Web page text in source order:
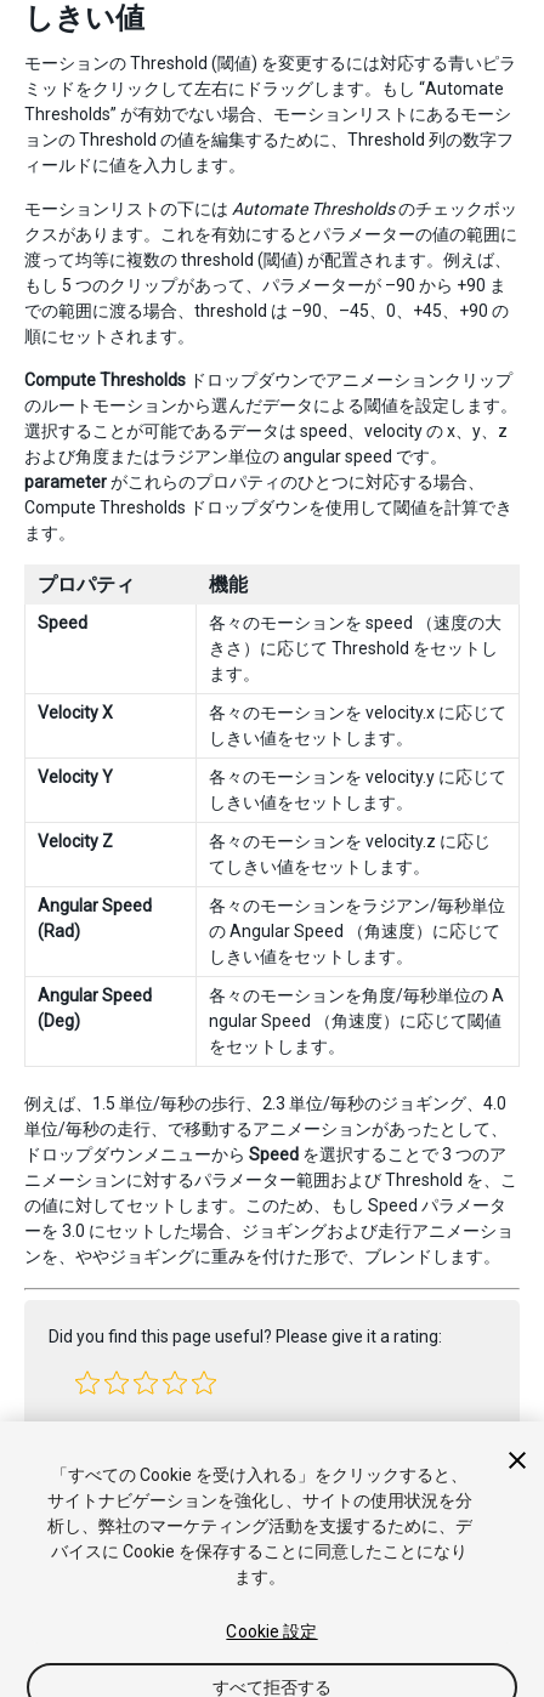
しきい値
モーションの Threshold (閾値) を変更するには対応する青いピラ
ミッドをクリックして左右にドラッグします。もし “Automate
Thresholds” が有効でない場合、モーションリストにあるモーシ
ョンの Threshold の値を編集するために、Threshold 列の数字フ
ィールドに値を入力します。
モーションリストの下には Automate Thresholdsのチェックボッ
クスがあります。これを有効にするとパラメーターの値の範囲に
渡って均等に複数の threshold (閾値) が配置されます。例えば、
もし 5 つのクリップがあって、パラメーターが –90 から +90 ま
での範囲に渡る場合、threshold は –90、–45、0、+45、+90 の
順にセットされます。
Compute Thresholds ドロップダウンでアニメーションクリップ
のルートモーションから選んだデータによる閾値を設定します。
選択することが可能であるデータは speed、velocity の x、y、z
および角度またはラジアン単位の angular speed です。
parameterがこれらのプロパティのひとつに対応する場合、
Compute Thresholds ドロップダウンを使用して閾値を計算でき
ます。
プロパティ 機能
Speed
各々のモーションを speed （速度の大
きさ）に応じて Threshold をセットし
ます。
Velocity X
各々のモーションを velocity.x に応じて
しきい値をセットします。
Velocity Y
各々のモーションを velocity.y に応じて
しきい値をセットします。
Velocity Z
各々のモーションを velocity.z に応じ
てしきい値をセットします。
Angular Speed
(Rad)
各々のモーションをラジアン/毎秒単位
の Angular Speed （角速度）に応じて
しきい値をセットします。
Angular Speed
(Deg)
各々のモーションを角度/毎秒単位の A
ngular Speed （角速度）に応じて閾値
をセットします。
例えば、1.5 単位/毎秒の歩行、2.3 単位/毎秒のジョギング、4.0
単位/毎秒の走行、で移動するアニメーションがあったとして、
ドロップダウンメニューから Speed を選択することで 3 つのア
ニメーションに対するパラメーター範囲および Threshold を、こ
の値に対してセットします。このため、もし Speed パラメータ
ーを 3.0 にセットした場合、ジョギングおよび走行アニメーショ
ンを、ややジョギングに重みを付けた形で、ブレンドします。
Did you find this page useful? Please give it a rating:
Copyright © 2021 Unity Technologies. Publication 2021.2
「すべての Cookie を受け入れる」をクリックすると、
サイトナビゲーションを強化し、サイトの使用状況を分
析し、弊社のマーケティング活動を支援するために、デ
バイスに Cookie を保存することに同意したことになり
ます。
Cookie 設定
すべて拒否する